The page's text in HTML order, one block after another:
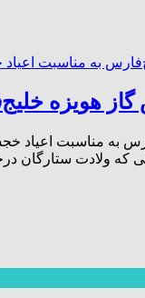
هویزه
به مناسبت
که ولادت